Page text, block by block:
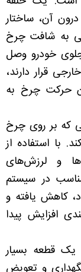
آن، ساختار
به شافت چرخ
خودرو وصل
قرار دارند،
حرکت چرخ به
که بر روی چرخ
با استفاده از
و لرزش‌های
در سیستم
کاهش یافته و
افزایش پیدا
یک قطعه بسیار
و تعویض